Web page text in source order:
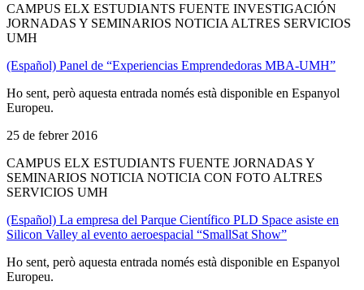
CAMPUS ELX ESTUDIANTS FUENTE INVESTIGACIÓN
JORNADAS Y SEMINARIOS NOTICIA ALTRES SERVICIOS
UMH
(Español) Panel de “Experiencias Emprendedoras MBA-UMH”
Ho sent, però aquesta entrada només està disponible en Espanyol
Europeu.
25 de febrer 2016
CAMPUS ELX ESTUDIANTS FUENTE JORNADAS Y
SEMINARIOS NOTICIA NOTICIA CON FOTO ALTRES
SERVICIOS UMH
(Español) La empresa del Parque Científico PLD Space asiste en
Silicon Valley al evento aeroespacial “SmallSat Show”
Ho sent, però aquesta entrada només està disponible en Espanyol
Europeu.